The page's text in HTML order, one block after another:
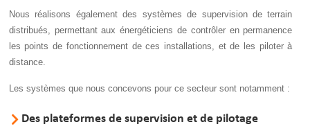
Nous réalisons également des systèmes de supervision de terrain
distribués, permettant aux énergéticiens de contrôler en permanence
les points de fonctionnement de ces installations, et de les piloter à
distance.
Les systèmes que nous concevons pour ce secteur sont notamment :
Des plateformes de supervision et de pilotage